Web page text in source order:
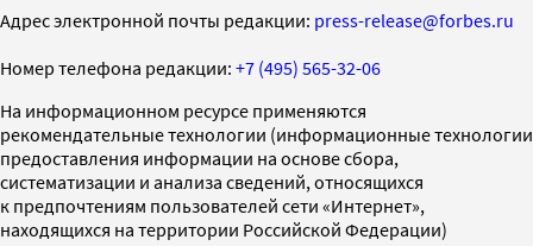
Адрес электронной почты редакции: press-release@forbes.ru
Номер телефона редакции: +7 (495) 565-32-06
На информационном ресурсе применяются
рекомендательные технологии (информационные технологии
предоставления информации на основе сбора,
систематизации и анализа сведений, относящихся
к предпочтениям пользователей сети «Интернет»,
находящихся на территории Российской Федерации)